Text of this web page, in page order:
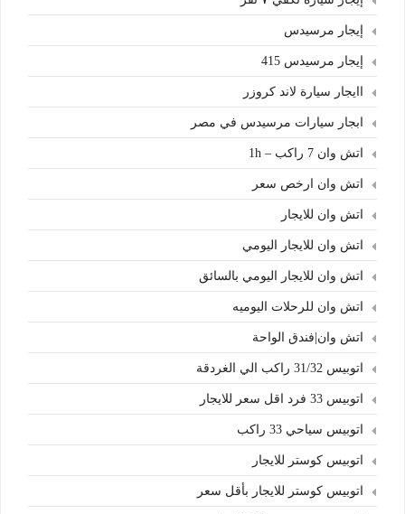
إيجار مرسيدس
إيجار مرسيدس 415
اايجار سيارة لاند كروزر
ابجار سيارات مرسيدس في مصر
اتش وان 7 راكب – 1h
اتش وان ارخص سعر
اتش وان للايجار
اتش وان للايجار اليومي
اتش وان للايجار اليومي بالسائق
اتش وان للرحلات اليوميه
اتش وان|فندق الواحة
اتوبيس 31/32 راكب الي الغردقة
اتوبيس 33 فرد اقل سعر للايجار
اتوبيس سياحي 33 راكب
اتوبيس كوستر للايجار
اتوبيس كوستر للايجار بأقل سعر